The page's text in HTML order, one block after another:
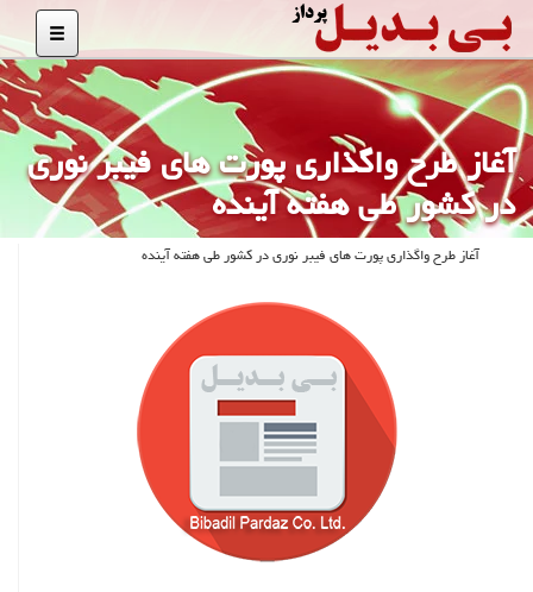
آغاز طرح واگذاری پورت های فیبر نوری
در کشور طی هفته آینده
آغاز طرح واگذاری پورت های فیبر نوری در کشور طی هفته آینده